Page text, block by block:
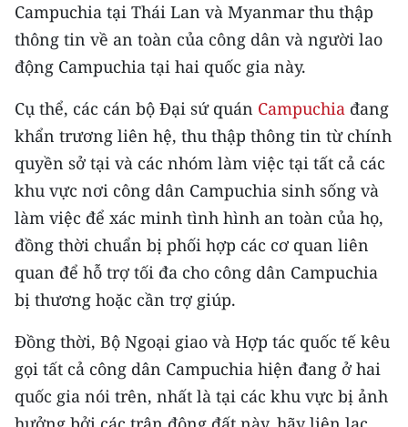
Video
Media Chính trị
Media Kinh tế
Media Văn hóa
Media Xã hội
Media Pháp luật
Media Du lịch
Media Thế giới
Media Thể thao
Media Giáo dục
Media Y tế
Campuchia tại Thái Lan và Myanmar thu thập
thông tin về an toàn của công dân và người lao
động Campuchia tại hai quốc gia này.
Cụ thể, các cán bộ Đại sứ quán Campuchia đang
khẩn trương liên hệ, thu thập thông tin từ chính
quyền sở tại và các nhóm làm việc tại tất cả các
khu vực nơi công dân Campuchia sinh sống và
làm việc để xác minh tình hình an toàn của họ,
đồng thời chuẩn bị phối hợp các cơ quan liên
quan để hỗ trợ tối đa cho công dân Campuchia
bị thương hoặc cần trợ giúp.
Đồng thời, Bộ Ngoại giao và Hợp tác quốc tế kêu
gọi tất cả công dân Campuchia hiện đang ở hai
quốc gia nói trên, nhất là tại các khu vực bị ảnh